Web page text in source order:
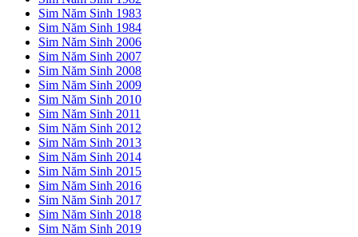
Sim Năm Sinh 1983
Sim Năm Sinh 1984
Sim Năm Sinh 2006
Sim Năm Sinh 2007
Sim Năm Sinh 2008
Sim Năm Sinh 2009
Sim Năm Sinh 2010
Sim Năm Sinh 2011
Sim Năm Sinh 2012
Sim Năm Sinh 2013
Sim Năm Sinh 2014
Sim Năm Sinh 2015
Sim Năm Sinh 2016
Sim Năm Sinh 2017
Sim Năm Sinh 2018
Sim Năm Sinh 2019